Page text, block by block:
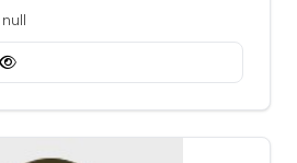
null